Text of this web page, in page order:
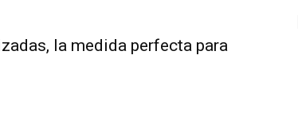
la medida perfecta para